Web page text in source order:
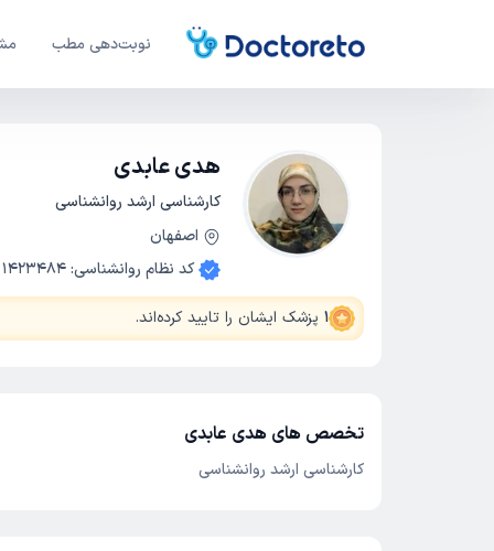
نوبت‌دهی مطب
هدی عابدی
کارشناسی ارشد روانشناسی
اصفهان
کد نظام روانشناسی:
1423484
1 پزشک ایشان را تایید کرده‌اند.
تخصص های هدی عابدی
کارشناسی ارشد روانشناسی